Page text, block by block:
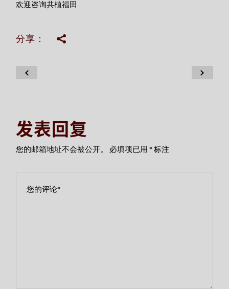
欢迎咨询共植福田
分享：
发表回复
您的邮箱地址不会被公开。 必填项已用*标注